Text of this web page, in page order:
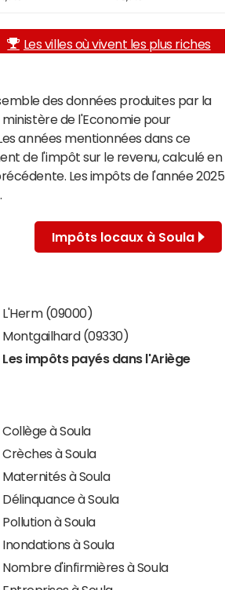
Les villes où vivent les plus riches
des données produites par la
de l'Economie pour
années mentionnées dans ce
de l'impôt sur le revenu, calculé en
Les impôts de l'année 2025
Impôts locaux à Soula
L'Herm (09000)
Montgailhard (09330)
Les impôts payés dans l'Ariège
Collège à Soula
Crèches à Soula
Maternités à Soula
Délinquance à Soula
Pollution à Soula
Inondations à Soula
Nombre d'infirmières à Soula